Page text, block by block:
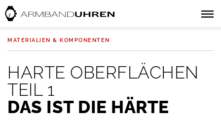
MATERIALIEN & KOMPONENTEN
HARTE OBERFLÄCHEN
TEIL 1
DAS IST DIE HÄRTE